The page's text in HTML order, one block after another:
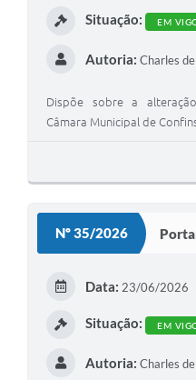
Situação: EM
Autoria: Charles
Dispõe sobre a
Câmara Municipal de
Nº 35/2026
Data: 23/06/2026
Situação: EM
Autoria: Charles